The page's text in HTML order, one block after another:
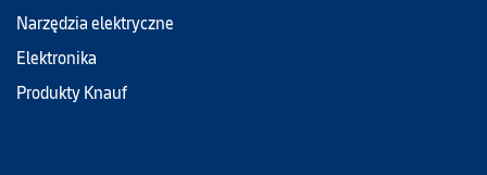
Narzędzia elektryczne
Elektronika
Produkty Knauf